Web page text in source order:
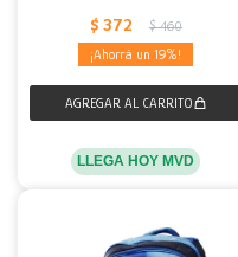
$ 372 $ 460
19
LLEGA HOY MVD